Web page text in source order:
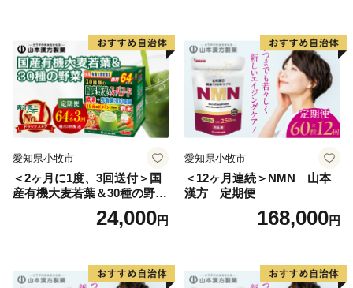
愛知県小牧市
＜2ヶ月に1度、3回送付＞国
産有機大麦若葉＆30種の野
菜 山本漢方 定期便
24,000円
愛知県小牧市
＜12ヶ月連続＞NMN 山本
漢方 定期便
168,000円